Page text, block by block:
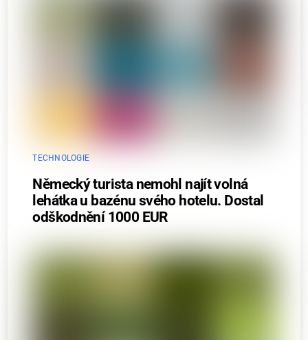
TECHNOLOGIE
Německý turista nemohl najít volná
lehátka u bazénu svého hotelu. Dostal
odškodnění 1000 EUR